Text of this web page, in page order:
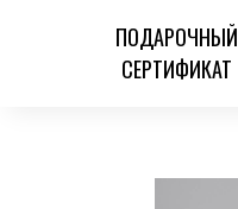
ПОДАРОЧНЫЙ
СЕРТИФИКАТ